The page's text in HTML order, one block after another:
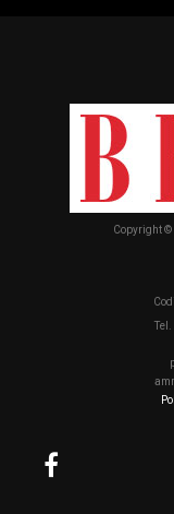
Copyright ©